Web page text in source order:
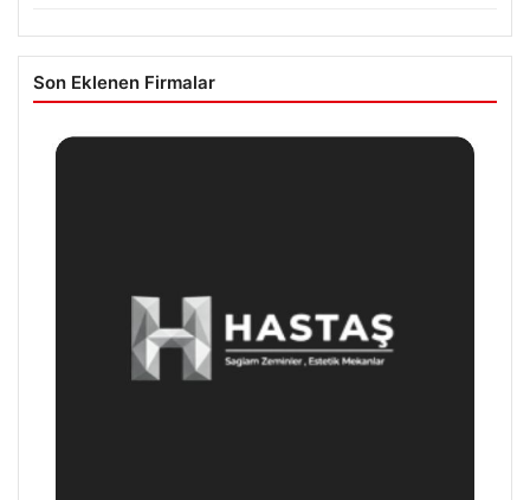
Son Eklenen Firmalar